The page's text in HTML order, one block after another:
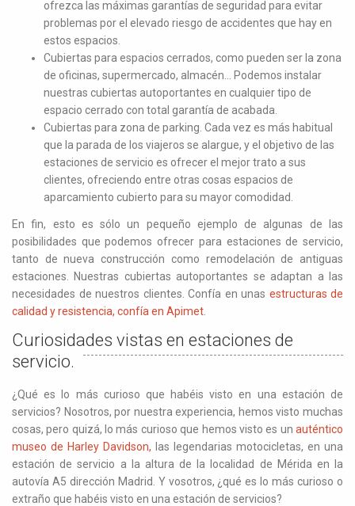
ofrezca las máximas garantías de seguridad para evitar
problemas por el elevado riesgo de accidentes que hay en
estos espacios.
Cubiertas para espacios cerrados, como pueden ser la zona
de oficinas, supermercado, almacén… Podemos instalar
nuestras cubiertas autoportantes en cualquier tipo de
espacio cerrado con total garantía de acabada.
Cubiertas para zona de parking. Cada vez es más habitual
que la parada de los viajeros se alargue, y el objetivo de las
estaciones de servicio es ofrecer el mejor trato a sus
clientes, ofreciendo entre otras cosas espacios de
aparcamiento cubierto para su mayor comodidad.
En fin, esto es sólo un pequeño ejemplo de algunas de las
posibilidades que podemos ofrecer para estaciones de servicio,
tanto de nueva construcción como remodelación de antiguas
estaciones. Nuestras cubiertas autoportantes se adaptan a las
necesidades de nuestros clientes. Confía en unas estructuras de
calidad y resistencia, confía en Apimet.
Curiosidades vistas en estaciones de
servicio.
¿Qué es lo más curioso que habéis visto en una estación de
servicios? Nosotros, por nuestra experiencia, hemos visto muchas
cosas, pero quizá, lo más curioso que hemos visto es un auténtico
museo de Harley Davidson, las legendarias motocicletas, en una
estación de servicio a la altura de la localidad de Mérida en la
autovía A5 dirección Madrid. Y vosotros, ¿qué es lo más curioso o
extraño que habéis visto en una estación de servicios?